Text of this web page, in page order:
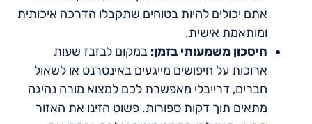
אתם יכולים להיות בטוחים שתקבלו הדרכה איכותית
ומותאמת אישית.
חיסכון משמעותי בזמן: במקום לבזבז שעות
ארוכות על חיפושים מייגעים באינטרנט או לשאול
חברים, דרייבלי מאפשרת לכם למצוא מורה נהיגה
מתאים תוך דקות ספורות. פשוט הזינו את האזור